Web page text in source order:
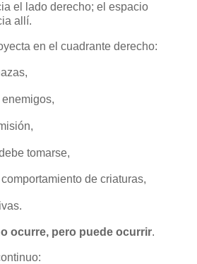
el lado derecho; el espacio
allí.
en el cuadrante derecho:
tomarse,
de criaturas,
ocurre, pero puede ocurrir.